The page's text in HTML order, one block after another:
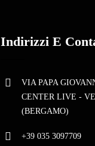
Indirizzi E
VIA PAPA
CENTER LIVE -
(BERGAMO)
+39 035 3097709